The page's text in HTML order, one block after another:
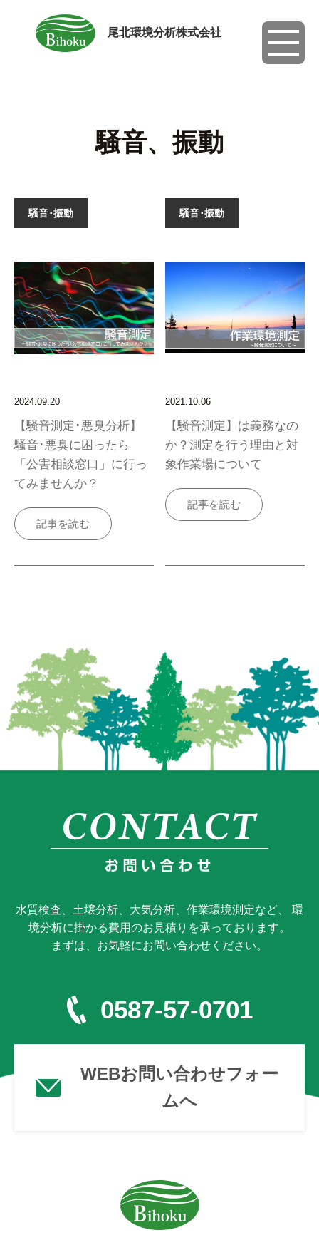
尾北環境分析株式会社
toggle
騒音、振動
騒音･振動
2024.09.20
【騒音測定･悪臭分析】
騒音･悪臭に困ったら
「公害相談窓口」に行っ
てみませんか？
記事を読む
騒音･振動
2021.10.06
【騒音測定】は義務なの
か？測定を行う理由と対
象作業場について
記事を読む
水質検査、土壌分析、大気分析、作業環境測定など、 環
境分析に掛かる費用のお見積りを承っております。
まずは、お気軽にお問い合わせください。
0587-57-0701
WEBお問い合わせフォー
ムへ